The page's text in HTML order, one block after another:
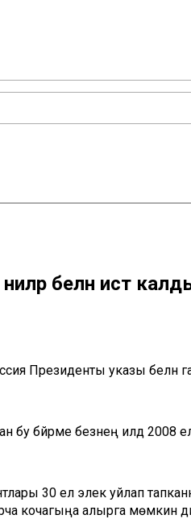
белән истә
Президенты указы белән
бу бәйрәме безнең илдә 2008
30 ел элек уйлап
кочагыңа алырга мөмкин